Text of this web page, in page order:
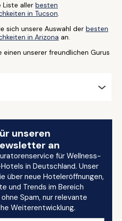
Liste aller besten
in Tucson.
sich unsere Auswahl der besten
in Arizona an.
einen unserer freundlichen Gurus
unseren
an
für Wellness-
in Deutschland. Unser
über neue Hoteleröffnungen,
und Trends im Bereich
Spam, nur relevante
Weiterentwicklung.